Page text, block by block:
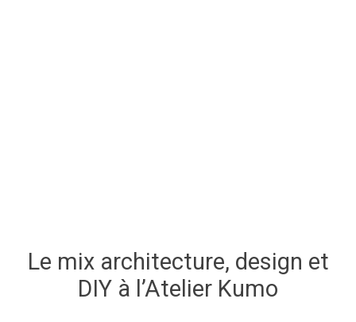
Le mix architecture, design et
DIY à l’Atelier Kumo